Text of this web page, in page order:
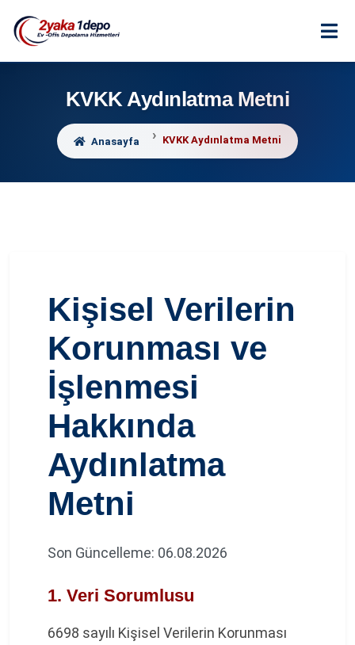
KVKK Aydınlatma Metni
Anasayfa KVKK Aydınlatma Metni
Kişisel Verilerin
Korunması ve
İşlenmesi
Hakkında
Aydınlatma
Metni
Son Güncelleme: 06.08.2026
1. Veri Sorumlusu
6698 sayılı Kişisel Verilerin Korunması